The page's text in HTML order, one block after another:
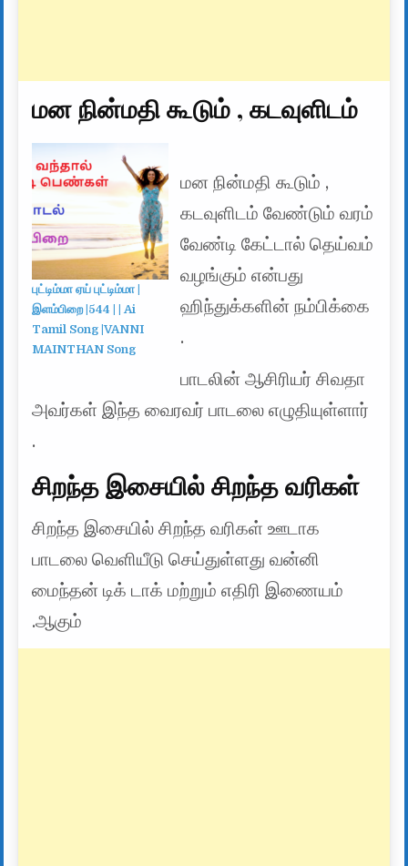
மன நின்மதி கூடும் , கடவுளிடம்
புட்டிம்மா ஏய் புட்டிம்மா |
இளம்பிறை |544 | | Ai
Tamil Song |VANNI
MAINTHAN Song
மன நின்மதி கூடும் ,
கடவுளிடம் வேண்டும் வரம்
வேண்டி கேட்டால் தெய்வம்
வழங்கும் என்பது
ஹிந்துக்களின் நம்பிக்கை
.
பாடலின் ஆசிரியர் சிவதா
அவர்கள் இந்த வைரவர் பாடலை எழுதியுள்ளார்
.
சிறந்த இசையில் சிறந்த வரிகள்
சிறந்த இசையில் சிறந்த வரிகள் ஊடாக
பாடலை வெளியீடு செய்துள்ளது வன்னி
மைந்தன் டிக் டாக் மற்றும் எதிரி இணையம்
.ஆகும்